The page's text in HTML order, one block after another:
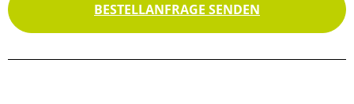
BESTELLANFRAGE SENDEN